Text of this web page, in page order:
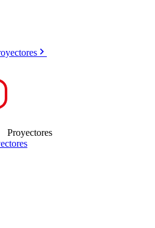
Proyectores